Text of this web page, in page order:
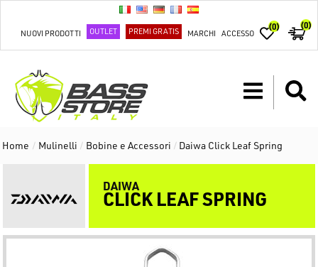
NUOVI PRODOTTI OUTLET PREMI GRATIS MARCHI ACCESSO
(0) (0)
Home / Mulinelli / Bobine e Accessori / Daiwa Click Leaf Spring
DAIWA
CLICK LEAF SPRING